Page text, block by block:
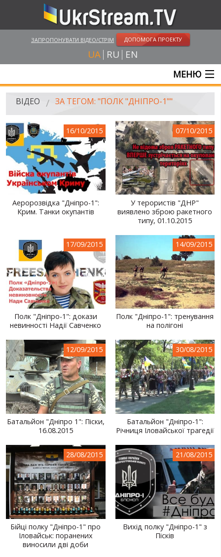
ЗАПРОПОНУВАТИ ВІДЕО/СТРІМ ДОПОМОГА ПРОЕКТУ
UA RU EN
МЕНЮ
ГОЛОВНА
ВІДЕО
UKRSTREAM.TV
ВІДЕО ЗМІ
АМАТОРСЬКЕ ВІДЕО
ХУДОЖНІ ТА ДОКУМЕНТАЛЬНІ ПРОЕКТИ
ПУБЛІЧНІ ЛЮДИ
РОСІЙСЬКО-УКРАЇНСЬКА ВІЙНА
"WINTER ON FIRE"
ВІДЕО ЗА ТЕГОМ: "ПОЛК "ДНІПРО-1""
16/10/2015
Аеророзвідка "Дніпро-1":
Крим. Танки окупантів
07/10/2015
У терористів "ДНР"
виявлено зброю ракетного
типу, 01.10.2015
17/09/2015
Полк "Дніпро-1": докази
невинності Надії Савченко
14/09/2015
Полк "Дніпро-1": тренування
на полігоні
12/09/2015
Батальйон "Дніпро 1": Піски,
16.08.2015
30/08/2015
Батальйон "Дніпро-1":
Річниця Іловайської трагедії
28/08/2015
Бійці полку "Дніпро-1" про
Іловайськ: поранених
виносили дві доби
21/08/2015
Вихід полку "Дніпро-1" з
Пісків